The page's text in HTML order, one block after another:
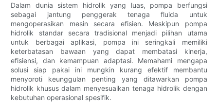
Dalam dunia sistem hidrolik yang luas, pompa berfungsi
sebagai jantung penggerak tenaga fluida untuk
mengoperasikan mesin secara efisien. Meskipun pompa
hidrolik standar secara tradisional menjadi pilihan utama
untuk berbagai aplikasi, pompa ini seringkali memiliki
keterbatasan bawaan yang dapat membatasi kinerja,
efisiensi, dan kemampuan adaptasi. Memahami mengapa
solusi siap pakai ini mungkin kurang efektif membantu
menyoroti keunggulan penting yang ditawarkan pompa
hidrolik khusus dalam menyesuaikan tenaga hidrolik dengan
kebutuhan operasional spesifik.